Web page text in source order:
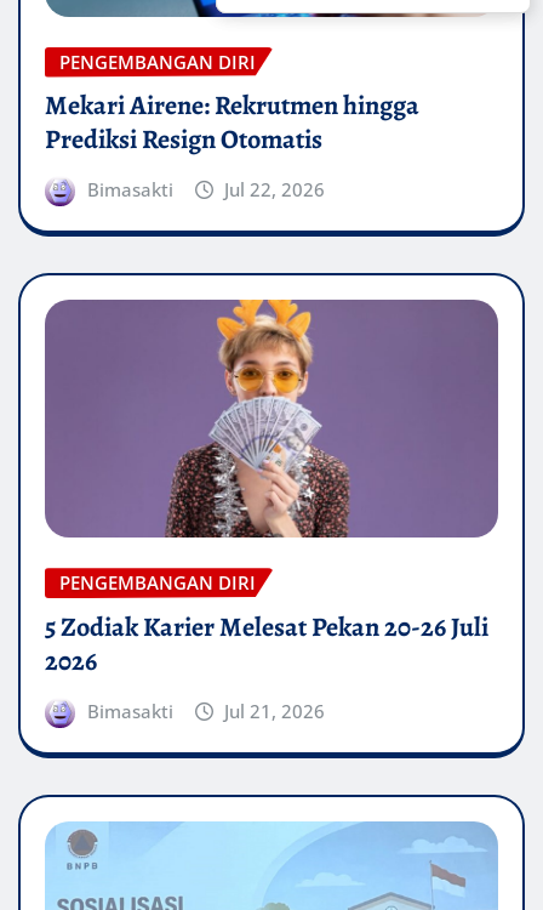
PENGEMBANGAN DIRI
Mekari Airene: Rekrutmen hingga
Prediksi Resign Otomatis
Bimasakti Jul 22, 2026
PENGEMBANGAN DIRI
5 Zodiak Karier Melesat Pekan 20-26 Juli
2026
Bimasakti Jul 21, 2026